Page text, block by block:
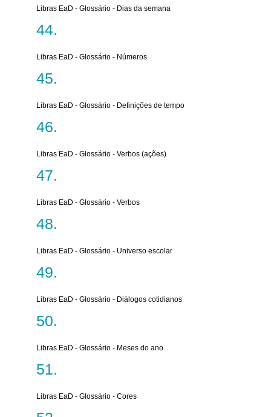
Libras EaD - Glossário - Dias da semana
Libras EaD - Glossário - Números
Libras EaD - Glossário - Definições de tempo
Libras EaD - Glossário - Verbos (ações)
Libras EaD - Glossário - Verbos
Libras EaD - Glossário - Universo escolar
Libras EaD - Glossário - Diálogos cotidianos
Libras EaD - Glossário - Meses do ano
Libras EaD - Glossário - Cores